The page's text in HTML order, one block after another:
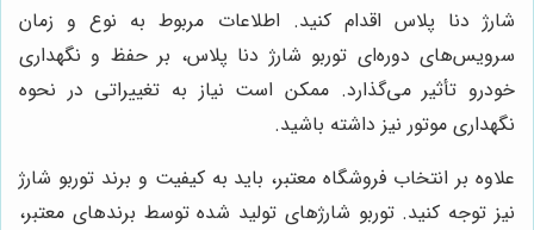
شارژ دنا پلاس اقدام کنید. اطلاعات مربوط به نوع و زمان
سرویس‌های دوره‌ای توربو شارژ دنا پلاس، بر حفظ و نگهداری
خودرو تأثیر می‌گذارد. ممکن است نیاز به تغییراتی در نحوه
نگهداری موتور نیز داشته باشید.
علاوه بر انتخاب فروشگاه معتبر، باید به کیفیت و برند توربو شارژ
نیز توجه کنید. توربو شارژهای تولید شده توسط برندهای معتبر،